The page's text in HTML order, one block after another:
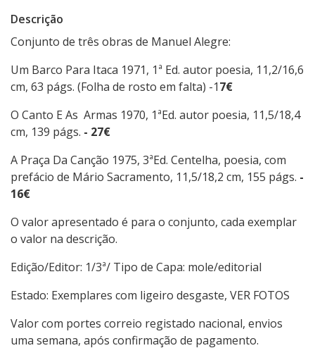
Descrição
Conjunto de três obras de Manuel Alegre:
Um Barco Para Itaca 1971, 1ª Ed. autor poesia, 11,2/16,6
cm, 63 págs. (Folha de rosto em falta) -17€
O Canto E As Armas 1970, 1ªEd. autor poesia, 11,5/18,4
cm, 139 págs. - 27€
A Praça Da Canção 1975, 3ªEd. Centelha, poesia, com
prefácio de Mário Sacramento, 11,5/18,2 cm, 155 págs. -
16€
O valor apresentado é para o conjunto, cada exemplar
o valor na descrição.
Edição/Editor: 1/3ª/ Tipo de Capa: mole/editorial
Estado: Exemplares com ligeiro desgaste, VER FOTOS
Valor com portes correio registado nacional, envios
uma semana, após confirmação de pagamento.